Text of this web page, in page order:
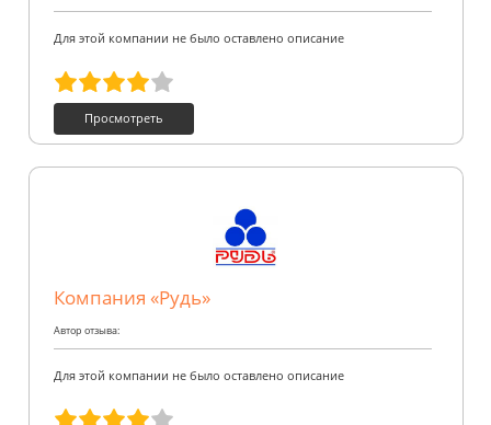
Для этой компании не было оставлено описание
Просмотреть
Компания «Рудь»
Автор отзыва:
Для этой компании не было оставлено описание